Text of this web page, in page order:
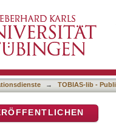
→ TOBIAS-lib -